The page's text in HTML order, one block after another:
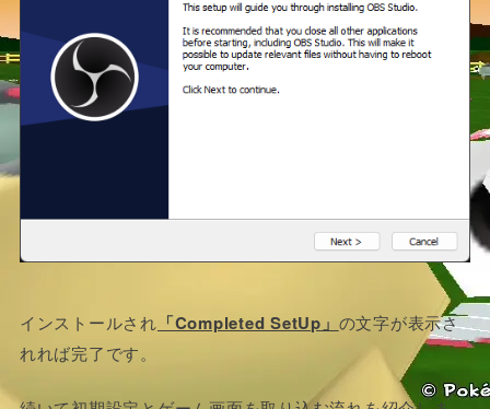
インストールされ 「Completed SetUp」 の文字が表示さ
れれば完了です。